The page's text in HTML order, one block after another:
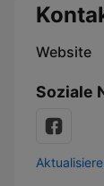
Website
Soziale